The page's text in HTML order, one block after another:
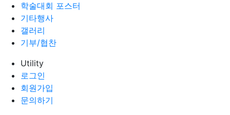
학술대회 포스터
기타행사
갤러리
기부/협찬
Utility
로그인
회원가입
문의하기